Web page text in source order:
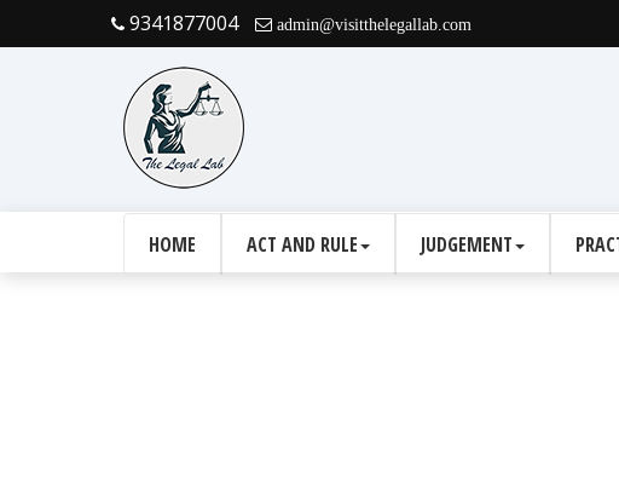
9341877004 admin@visitthelegallab.com
HOME ACT AND RULE JUDGEMENT